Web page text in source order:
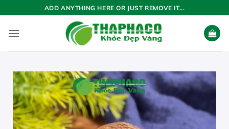
qua
nội
ADD ANYTHING HERE OR JUST REMOVE IT...